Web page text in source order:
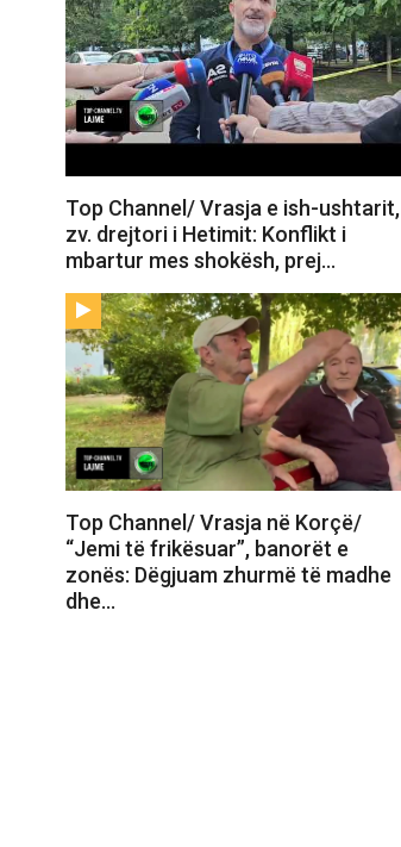
Top Channel/ Vrasja e ish-ushtarit,
zv. drejtori i Hetimit: Konflikt i
mbartur mes shokësh, prej…
Top Channel/ Vrasja në Korçë/
“Jemi të frikësuar”, banorët e
zonës: Dëgjuam zhurmë të madhe
dhe…